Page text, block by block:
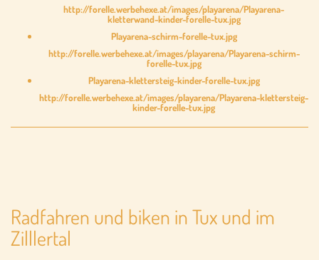
http://forelle.werbehexe.at/images/playarena/Playarena-
kletterwand-kinder-forelle-tux.jpg
Playarena-schirm-forelle-tux.jpg
http://forelle.werbehexe.at/images/playarena/Playarena-schirm-
forelle-tux.jpg
Playarena-klettersteig-kinder-forelle-tux.jpg
http://forelle.werbehexe.at/images/playarena/Playarena-klettersteig-
kinder-forelle-tux.jpg
Radfahren und biken in Tux und im
Zilllertal